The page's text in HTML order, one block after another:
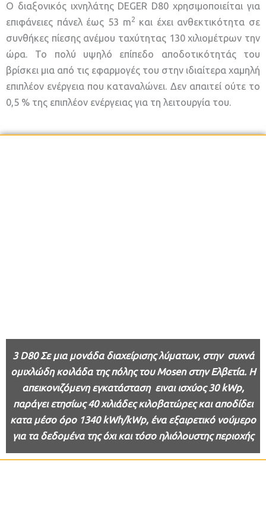
O διαξονικός ιχνηλάτης DEGER D80 χρησιμοποιείται για
επιφάνειες πάνελ έως 53 m2
και έχει ανθεκτικότητα σε
συνθήκες πίεσης ανέμου ταχύτητας 130 χιλιομέτρων την
ώρα. Το πολύ υψηλό επίπεδο αποδοτικότητάς του
βρίσκει μια από τις εφαρμογές του στην ιδιαίτερα χαμηλή
επιπλέον ενέργεια που καταναλώνει. Δεν απαιτεί ούτε το
0,5 % της επιπλέον ενέργειας για τη λειτουργία του.
3D80 Σε μια μονάδα διαχείρισης λύματων, στην συχνά
ομιχλώδη κοιλάδα της πόλης τουMosen στην Ελβετία. Η
απεικονιζόμενη εγκατάσταση ειναι ισχύος 30 kWp,
παράγει ετησίως 40 χιλιάδες κιλοβατώρες και αποδίδει
κατα μέσο όρο 1340 kWh/kWp, ένα εξαιρετικό νούμερο
για τα δεδομένα της όχι και τόσο ηλιόλουστης περιοχής